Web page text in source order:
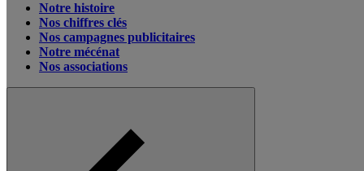
Notre histoire
Nos chiffres clés
Nos campagnes publicitaires
Notre mécénat
Nos associations